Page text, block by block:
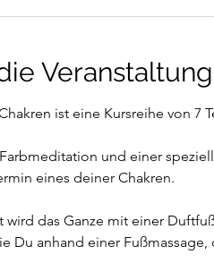
Veranstaltung
ist eine Kursreihe von 7
und einer
eines deiner Chakren.
das Ganze mit einer
Du anhand einer